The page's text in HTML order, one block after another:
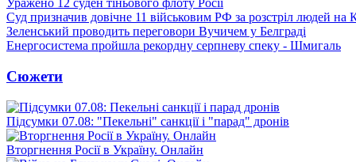
Уражено 12 суден тіньового флоту Росії
Суд призначив довічне 11 військовим РФ за розстріл людей на
Зеленський проводить переговори Вучичем у Белграді
Енергосистема пройшла рекордну серпневу спеку - Шмигаль
Сюжети
Підсумки 07.08: "Пекельні" санкції і "парад" дронів
Вторгнення Росії в Україну. Онлайн